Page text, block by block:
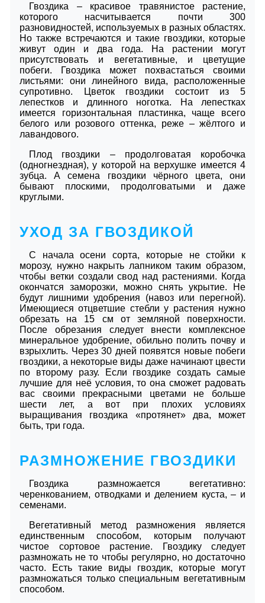
Гвоздика – красивое травянистое растение,
которого насчитывается почти 300
разновидностей, используемых в разных областях.
Но также встречаются и такие гвоздики, которые
живут один и два года. На растении могут
присутствовать и вегетативные, и цветущие
побеги. Гвоздика может похвастаться своими
листьями: они линейного вида, расположенные
супротивно. Цветок гвоздики состоит из 5
лепестков и длинного ноготка. На лепестках
имеется горизонтальная пластинка, чаще всего
белого или розового оттенка, реже – жёлтого и
лавандового.
Плод гвоздики – продолговатая коробочка
(одногнездная), у которой на верхушке имеется 4
зубца. А семена гвоздики чёрного цвета, они
бывают плоскими, продолговатыми и даже
круглыми.
УХОД ЗА ГВОЗДИКОЙ
С начала осени сорта, которые не стойки к
морозу, нужно накрыть лапником таким образом,
чтобы ветки создали свод над растениями. Когда
окончатся заморозки, можно снять укрытие. Не
будут лишними удобрения (навоз или перегной).
Имеющиеся отцветшие стебли у растения нужно
обрезать на 15 см от земляной поверхности.
После обрезания следует внести комплексное
минеральное удобрение, обильно полить почву и
взрыхлить. Через 30 дней появятся новые побеги
гвоздики, а некоторые виды даже начинают цвести
по второму разу. Если гвоздике создать самые
лучшие для неё условия, то она сможет радовать
вас своими прекрасными цветами не больше
шести лет, а вот при плохих условиях
выращивания гвоздика «протянет» два, может
быть, три года.
РАЗМНОЖЕНИЕ ГВОЗДИКИ
Гвоздика размножается вегетативно:
черенкованием, отводками и делением куста, – и
семенами.
Вегетативный метод размножения является
единственным способом, которым получают
чистое сортовое растение. Гвоздику следует
размножать не то чтобы регулярно, но достаточно
часто. Есть такие виды гвоздик, которые могут
размножаться только специальным вегетативным
способом.